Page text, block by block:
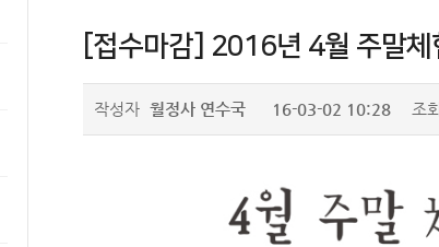
[접수마감] 2016년 4월 주말
작성자 월정사 연수국 16-03-02 10:28 조회